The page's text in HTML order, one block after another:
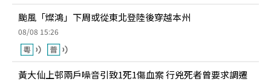
颱風「燦鴻」下周或從東北登陸後穿越本州
08/08 15:26
黃大仙上邨兩戶噪音引致1死1傷血案 行兇死者曾要求調遷